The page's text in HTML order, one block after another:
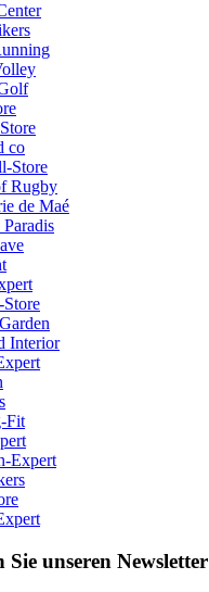
co
Store
Rugby
de Maé
Store
Interior
Fit
Expert
Sie unseren Newsletter